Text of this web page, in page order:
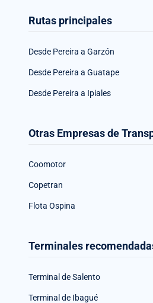
Rutas principales
Desde Pereira a Garzón
Desde Pereira a Guatape
Desde Pereira a Ipiales
Otras Empresas de
Coomotor
Copetran
Flota Ospina
Terminales
Terminal de Salento
Terminal de Ibagué